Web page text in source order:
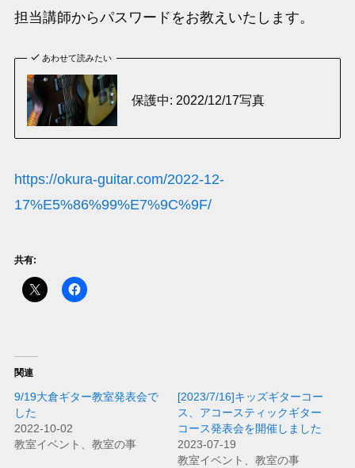
担当講師からパスワードをお教えいたします。
あわせて読みたい
保護中: 2022/12/17写真
https://okura-guitar.com/2022-12-
17%E5%86%99%E7%9C%9F/
共有:
関連
9/19大倉ギター教室発表会で
した
2022-10-02
教室イベント、教室の事
[2023/7/16]キッズギターコー
ス、アコースティックギター
コース発表会を開催しました
2023-07-19
教室イベント、教室の事